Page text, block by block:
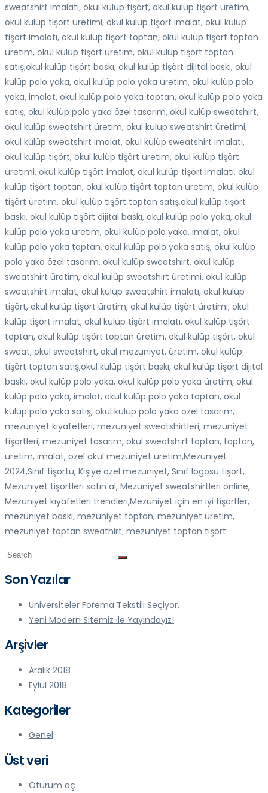
sweatshirt imalatı, okul kulüp tişört, okul kulüp tişört üretim,
okul kulüp tişört üretimi, okul kulüp tişört imalat, okul kulüp
tişört imalatı, okul kulüp tişört toptan, okul kulüp tişört toptan
üretim, okul kulüp tişört üretim, okul kulüp tişört toptan
satış,okul kulüp tişört baskı, okul kulüp tişört dijital baskı, okul
kulüp polo yaka, okul kulüp polo yaka üretim, okul kulüp polo
yaka, imalat, okul kulüp polo yaka toptan, okul kulüp polo yaka
satış, okul kulüp polo yaka özel tasarım, okul kulüp sweatshirt,
okul kulüp sweatshirt üretim, okul kulüp sweatshirt üretimi,
okul kulüp sweatshirt imalat, okul kulüp sweatshirt imalatı,
okul kulüp tişört, okul kulüp tişört üretim, okul kulüp tişört
üretimi, okul kulüp tişört imalat, okul kulüp tişört imalatı, okul
kulüp tişört toptan, okul kulüp tişört toptan üretim, okul kulüp
tişört üretim, okul kulüp tişört toptan satış,okul kulüp tişört
baskı, okul kulüp tişört dijital baskı, okul kulüp polo yaka, okul
kulüp polo yaka üretim, okul kulüp polo yaka, imalat, okul
kulüp polo yaka toptan, okul kulüp polo yaka satış, okul kulüp
polo yaka özel tasarım, okul kulüp sweatshirt, okul kulüp
sweatshirt üretim, okul kulüp sweatshirt üretimi, okul kulüp
sweatshirt imalat, okul kulüp sweatshirt imalatı, okul kulüp
tişört, okul kulüp tişört üretim, okul kulüp tişört üretimi, okul
kulüp tişört imalat, okul kulüp tişört imalatı, okul kulüp tişört
toptan, okul kulüp tişört toptan üretim, okul kulüp tişört, okul
sweat, okul sweatshirt, okul mezuniyet, üretim, okul kulüp
tişört toptan satış,okul kulüp tişört baskı, okul kulüp tişört dijital
baskı, okul kulüp polo yaka, okul kulüp polo yaka üretim, okul
kulüp polo yaka, imalat, okul kulüp polo yaka toptan, okul
kulüp polo yaka satış, okul kulüp polo yaka özel tasarım,
mezuniyet kıyafetleri, mezuniyet sweatshirtleri, mezuniyet
tişörtleri, mezuniyet tasarım, okul sweatshirt toptan, toptan,
üretim, imalat, özel okul mezuniyet üretim,Mezuniyet
2024,Sınıf tişörtü, Kişiye özel mezuniyet, Sınıf logosu tişört,
Mezuniyet tişörtleri satın al, Mezuniyet sweatshirtleri online,
Mezuniyet kıyafetleri trendleri,Mezuniyet için en iyi tişörtler,
mezuniyet baskı, mezuniyet toptan, mezuniyet üretim,
mezuniyet toptan sweathirt, mezuniyet toptan tişört
Son Yazılar
Üniversiteler Forema Tekstili Seçiyor.
Yeni Modern Sitemiz ile Yayındayız!
Arşivler
Aralık 2018
Eylül 2018
Kategoriler
Genel
Üst veri
Oturum aç